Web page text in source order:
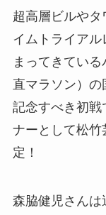
超高層ビルやタ
イムトライア
まってきてい
直マラソン）
記念すべき初戦
ナーとして松
定！
森脇健児さんは